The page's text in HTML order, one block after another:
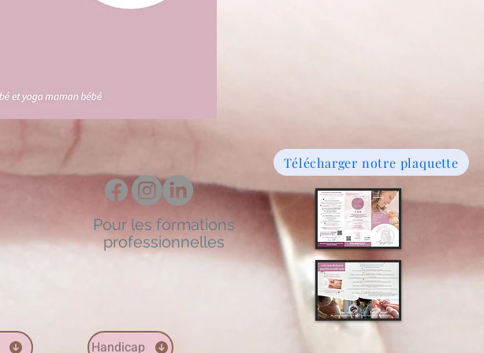
Pour les formations
professionnelles
Télécharger notre plaquette
Handicap